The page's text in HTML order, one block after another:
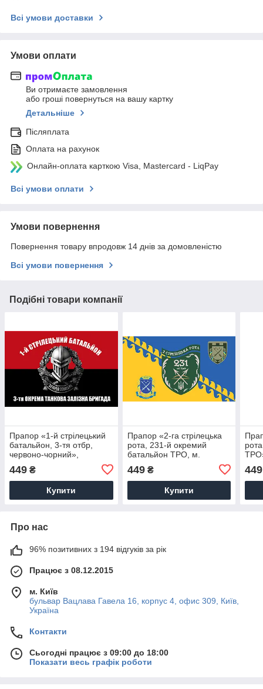
Всі умови доставки
Умови оплати
Ви отримаєте замовлення
або гроші повернуться на вашу картку
Детальніше
Післяплата
Оплата на рахунок
Онлайн-оплата карткою Visa, Mastercard - LiqPay
Всі умови оплати
Умови повернення
Повернення товару впродовж 14 днів за домовленістю
Всі умови повернення
Подібні товари компанії
Прапор «1-й стрілецький
батальйон, 3-тя отбр,
червоно-чорний»,
Штучний шовк, 1200х700
мм
449 ₴
Купити
Прапор «2-га стрілецька
рота, 231-й окремий
батальйон ТРО, м.
Дніпро», Штучний шовк,
1200х700 мм
449₴
Купити
449
Про нас
96% позитивних з 194 відгуків за рік
Працює з 08.12.2015
м. Київ
бульвар Вацлава Гавела 16, корпус 4, офис 309, Київ,
Україна
Контакти
Сьогодні працює з 09:00 до 18:00
Показати весь графік роботи